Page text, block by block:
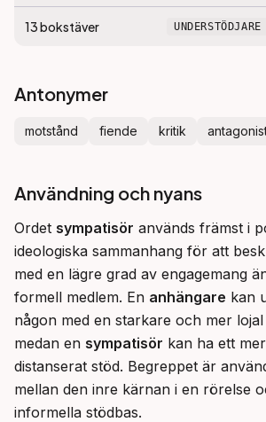
13bokstäver UNDERSTÖDJARE
Antonymer
motstånd fiende kritik
Användning och nyans
Ordet sympatisör används främst i
ideologiska sammanhang för att
med en lägre grad av engagemang
formell medlem. En anhängare kan
någon med en starkare och mer
medan en sympatisör kan ha ett
distanserat stöd. Begreppet är
mellan den inre kärnan i en rörelse
informella stödbas.